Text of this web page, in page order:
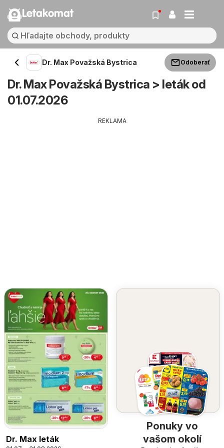
Letakomat
Dr. Max Považská Bystrica Odoberať
Dr. Max Považská Bystrica > leták od
01.07.2026
REKLAMA
Dr. Max leták
Ponuky vo
vašom okolí